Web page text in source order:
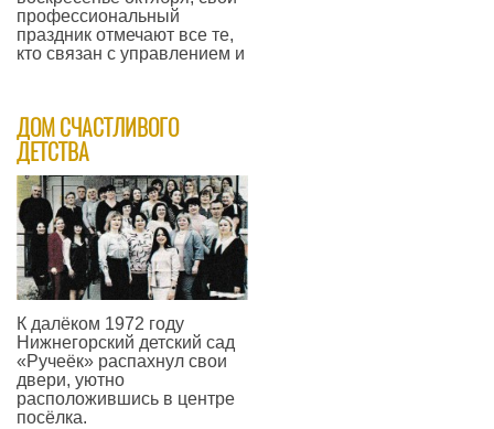
профессиональный
праздник отмечают все те,
кто связан с управлением и
ДОМ СЧАСТЛИВОГО
ДЕТСТВА
К далёком 1972 году
Нижнегорский детский сад
«Ручеёк» распахнул свои
двери, уютно
расположившись в центре
посёлка.